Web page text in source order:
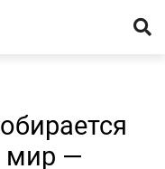
мир —